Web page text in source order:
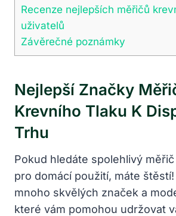
Recenze nejlepších ‌měřičů
uživatelů
Závěrečné poznámky
Nejlepší Značky
Krevního Tlaku K
Trhu
Pokud hledáte spolehlivý
pro domácí použití, máte
mnoho skvělých značek a
které ​vám pomohou udržovat